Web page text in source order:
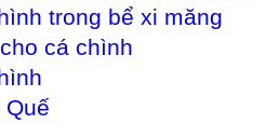
trong bể xi măng
cá chình
Quế